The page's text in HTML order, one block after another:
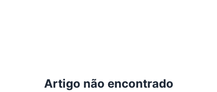
Artigo não encontrado